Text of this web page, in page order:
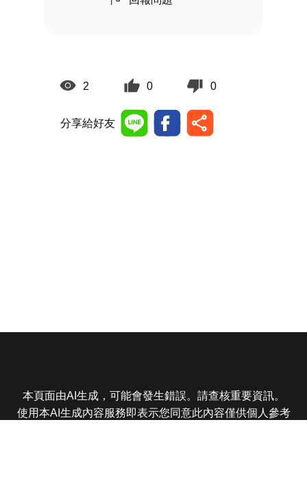
2 0 0
分享給好友
本頁面由AI生成，可能會發生錯誤。請查核重要資訊。
使用本AI生成內容服務即表示您同意此內容僅供個人參考